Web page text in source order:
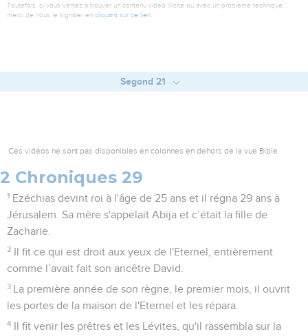
Toutefois, si vous veniez à trouver un contenu vidéo illicite ou avec un problème technique,
merci de nous le signaler en cliquant sur ce lien
Segond 21
Ces vidéos ne sont pas disponibles en colonnes en dehors de la vue Bible.
2 Chroniques 29
1 Ezéchias devint roi à l'âge de 25 ans et il régna 29 ans à
Jérusalem. Sa mère s'appelait Abija et c’était la fille de
Zacharie.
2 Il fit ce qui est droit aux yeux de l'Eternel, entièrement
comme l’avait fait son ancêtre David.
3 La première année de son règne, le premier mois, il ouvrit
les portes de la maison de l'Eternel et les répara.
4 Il fit venir les prêtres et les Lévites, qu'il rassembla sur la